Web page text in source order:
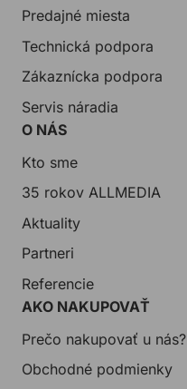
Predajné miesta
Technická podpora
Zákaznícka podpora
Servis náradia
O NÁS
Kto sme
35 rokov ALLMEDIA
Aktuality
Partneri
Referencie
AKO NAKUPOVAŤ
Prečo nakupovať u nás?
Obchodné podmienky